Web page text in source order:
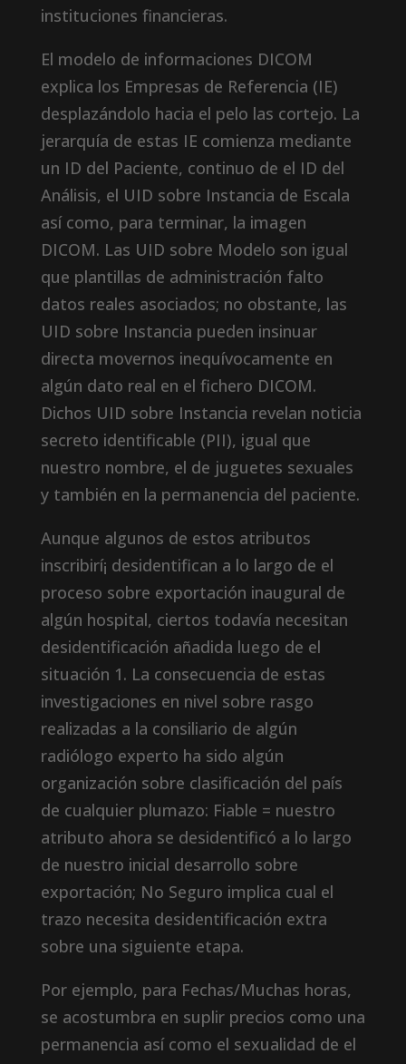
instituciones financieras.
El modelo de informaciones DICOM
explica los Empresas de Referencia (IE)
desplazándolo hacia el pelo las cortejo. La
jerarquía de estas IE comienza mediante
un ID del Paciente, continuo de el ID del
Análisis, el UID sobre Instancia de Escala
así­ como, para terminar, la imagen
DICOM. Las UID sobre Modelo son igual
que plantillas de administración falto
datos reales asociados; no obstante, las
UID sobre Instancia pueden insinuar
directa movernos inequívocamente en
algún dato real en el fichero DICOM.
Dichos UID sobre Instancia revelan noticia
secreto identificable (PII), igual que
nuestro nombre, el de juguetes sexuales
y también en la permanencia del paciente.
Aunque algunos de estos atributos
inscribirí¡ desidentifican a lo largo de el
proceso sobre exportación inaugural de
algún hospital, ciertos todavía necesitan
desidentificación añadida luego de el
situación 1. La consecuencia de estas
investigaciones en nivel sobre rasgo
realizadas a la consiliario de algún
radiólogo experto ha sido algún
organización sobre clasificación del país
de cualquier plumazo: Fiable = nuestro
atributo ahora se desidentificó a lo largo
de nuestro inicial desarrollo sobre
exportación; No Seguro implica cual el
trazo necesita desidentificación extra
sobre una siguiente etapa.
Por ejemplo, para Fechas/Muchas horas,
se acostumbra en suplir precios como una
permanencia así­ como el sexualidad de el